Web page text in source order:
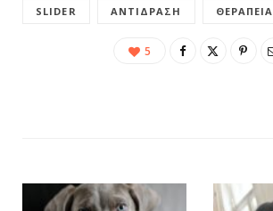
SLIDER ΑΝΤΊΔΡΑΣΗ ΘΕΡΑΠΕΊΑ
5